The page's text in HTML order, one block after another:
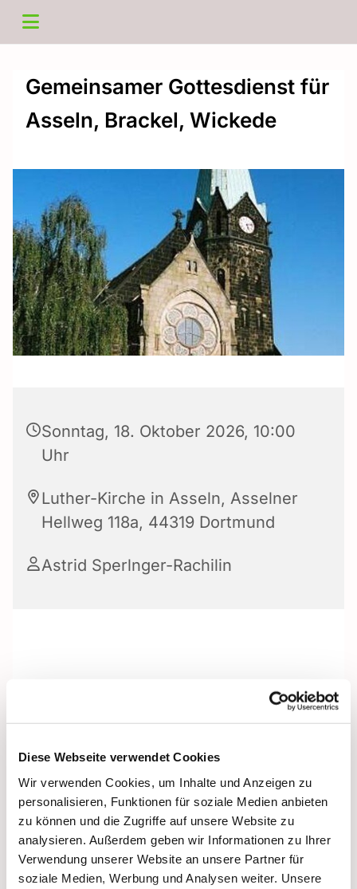
Diese Webseite verwendet Cookies
Wir verwenden Cookies, um Inhalte und Anzeigen zu
personalisieren, Funktionen für soziale Medien anbieten
zu können und die Zugriffe auf unsere Website zu
analysieren. Außerdem geben wir Informationen zu Ihrer
Verwendung unserer Website an unsere Partner für
soziale Medien, Werbung und Analysen weiter. Unsere
Gemeinsamer Gottesdienst für
Asseln, Brackel, Wickede
Sonntag, 18. Oktober 2026, 10:00
Uhr
Luther-Kirche in Asseln, Asselner
Hellweg 118a, 44319 Dortmund
Astrid Sperlnger-Rachilin